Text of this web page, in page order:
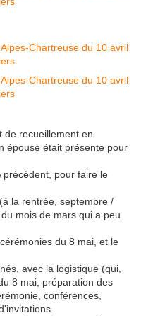
de recueillement en
épouse était présente pour
précédent, pour faire le
la rentrée, septembre /
mois de mars qui a peu
du 8 mai, et le
avec la logistique (qui,
8 mai, préparation des
conférences,